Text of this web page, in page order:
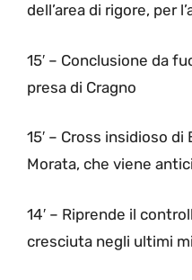
dell’area di rigore, per
15′ – Conclusione da
presa di Cragno
15′ – Cross insidioso
Morata, che viene
14′ – Riprende il
cresciuta negli ultimi